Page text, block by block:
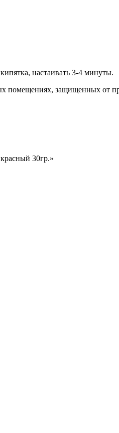
настаивать 3-4 минуты.
помещениях, защищенных от
30гр.»